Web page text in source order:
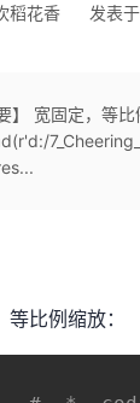
稻花香 发表
要】 宽固定，
等比例缩放：